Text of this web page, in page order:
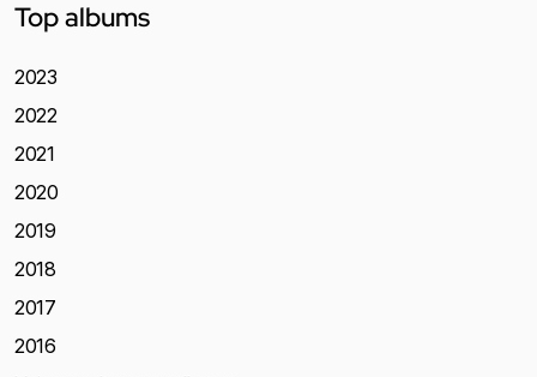
Top albums
2023
2022
2021
2020
2019
2018
2017
2016